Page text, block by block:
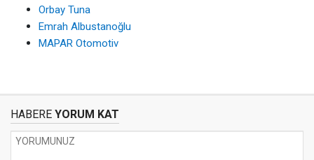
Orbay Tuna
Emrah Albustanoğlu
MAPAR Otomotiv
HABERE YORUM KAT